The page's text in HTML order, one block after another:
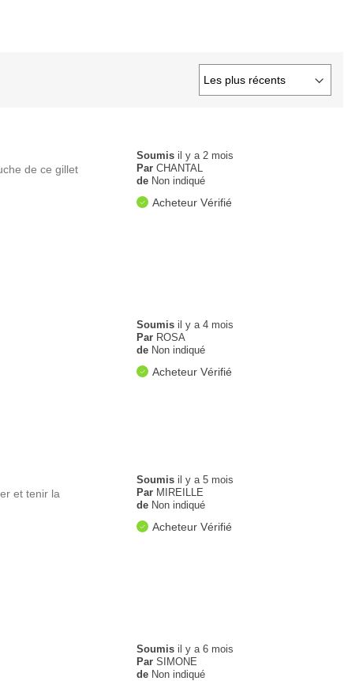
Soumisil y a 2 mois
Par CHANTAL
de Non indiqué
Acheteur Vérifié
de ce gillet
Soumisil y a 4 mois
Par ROSA
de Non indiqué
Acheteur Vérifié
Soumisil y a 5 mois
Par MIREILLE
de Non indiqué
Acheteur Vérifié
et tenir la
Soumisil y a 6 mois
Par SIMONE
de Non indiqué